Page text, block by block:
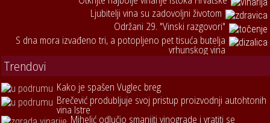
Ljubitelji vina su zadovoljni životom
Održani 29. "Vinski razgovori"
S dna mora izvađeno tri, a potopljeno pet tisuća butelja
vrhunskog vina
Trendovi
Kako je spašen Vuglec breg
Brečević produbljuje svoj pristup proizvodnji autohtonih
vina Istre
Mihelić odlučio smanjiti vinograde i vratiti se